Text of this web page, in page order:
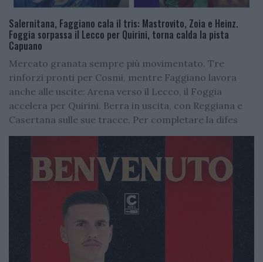
Salernitana, Faggiano cala il tris: Mastrovito, Zoia e Heinz.
Foggia sorpassa il Lecco per Quirini, torna calda la pista
Capuano
Mercato granata sempre più movimentato. Tre
rinforzi pronti per Cosmi, mentre Faggiano lavora
anche alle uscite: Arena verso il Lecco, il Foggia
accelera per Quirini. Berra in uscita, con Reggiana e
Casertana sulle sue tracce. Per completare la difes